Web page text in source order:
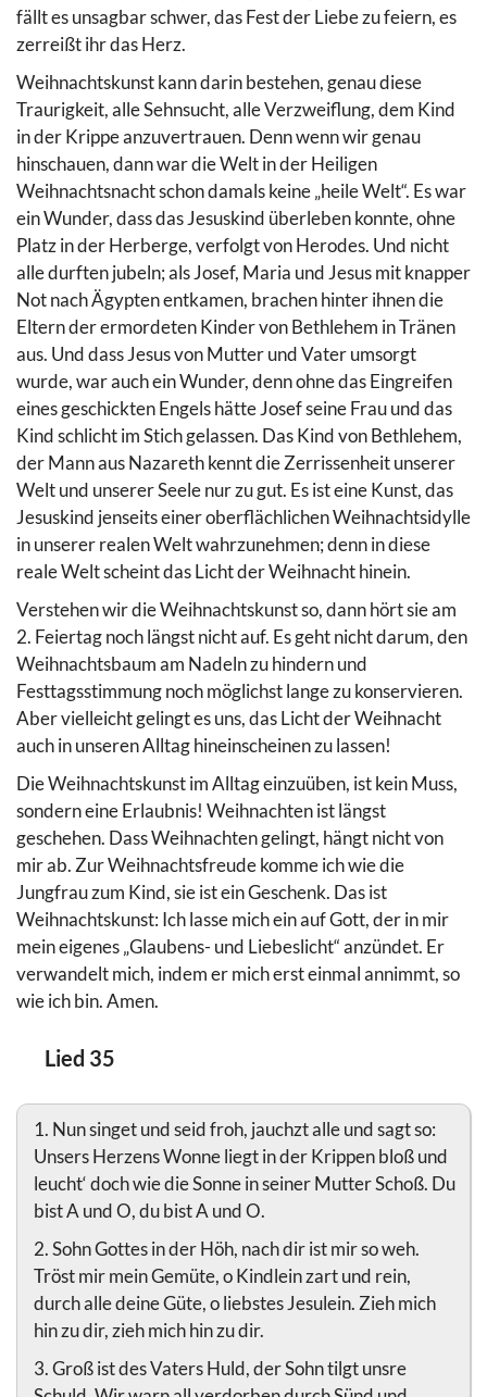
fällt es unsagbar schwer, das Fest der Liebe zu feiern, es
zerreißt ihr das Herz.
Weihnachtskunst kann darin bestehen, genau diese
Traurigkeit, alle Sehnsucht, alle Verzweiflung, dem Kind
in der Krippe anzuvertrauen. Denn wenn wir genau
hinschauen, dann war die Welt in der Heiligen
Weihnachtsnacht schon damals keine „heile Welt“. Es war
ein Wunder, dass das Jesuskind überleben konnte, ohne
Platz in der Herberge, verfolgt von Herodes. Und nicht
alle durften jubeln; als Josef, Maria und Jesus mit knapper
Not nach Ägypten entkamen, brachen hinter ihnen die
Eltern der ermordeten Kinder von Bethlehem in Tränen
aus. Und dass Jesus von Mutter und Vater umsorgt
wurde, war auch ein Wunder, denn ohne das Eingreifen
eines geschickten Engels hätte Josef seine Frau und das
Kind schlicht im Stich gelassen. Das Kind von Bethlehem,
der Mann aus Nazareth kennt die Zerrissenheit unserer
Welt und unserer Seele nur zu gut. Es ist eine Kunst, das
Jesuskind jenseits einer oberflächlichen Weihnachtsidylle
in unserer realen Welt wahrzunehmen; denn in diese
reale Welt scheint das Licht der Weihnacht hinein.
Verstehen wir die Weihnachtskunst so, dann hört sie am
2. Feiertag noch längst nicht auf. Es geht nicht darum, den
Weihnachtsbaum am Nadeln zu hindern und
Festtagsstimmung noch möglichst lange zu konservieren.
Aber vielleicht gelingt es uns, das Licht der Weihnacht
auch in unseren Alltag hineinscheinen zu lassen!
Die Weihnachtskunst im Alltag einzuüben, ist kein Muss,
sondern eine Erlaubnis! Weihnachten ist längst
geschehen. Dass Weihnachten gelingt, hängt nicht von
mir ab. Zur Weihnachtsfreude komme ich wie die
Jungfrau zum Kind, sie ist ein Geschenk. Das ist
Weihnachtskunst: Ich lasse mich ein auf Gott, der in mir
mein eigenes „Glaubens- und Liebeslicht“ anzündet. Er
verwandelt mich, indem er mich erst einmal annimmt, so
wie ich bin. Amen.
Lied 35
1. Nun singet und seid froh, jauchzt alle und sagt so:
Unsers Herzens Wonne liegt in der Krippen bloß und
leucht‘ doch wie die Sonne in seiner Mutter Schoß. Du
bist A und O, du bist A und O.
2. Sohn Gottes in der Höh, nach dir ist mir so weh.
Tröst mir mein Gemüte, o Kindlein zart und rein,
durch alle deine Güte, o liebstes Jesulein. Zieh mich
hin zu dir, zieh mich hin zu dir.
3. Groß ist des Vaters Huld, der Sohn tilgt unsre